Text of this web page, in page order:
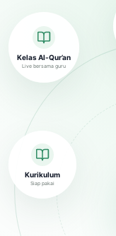
Kelas Al-Qur’an
Live bersama guru
Kurikulum
Siap pakai